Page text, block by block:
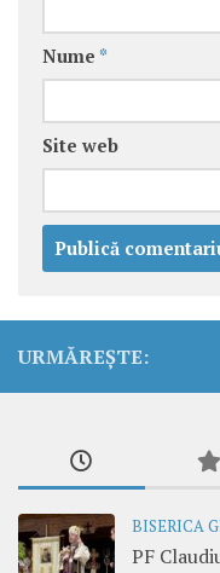
Nume *
Site web
URMĂREȘTE:
BISERICA
PF